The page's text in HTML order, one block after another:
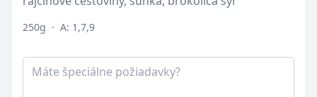
250g · A: 1,7,9
Poznámka